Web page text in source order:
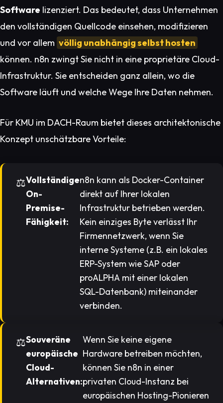
Software lizenziert. Das bedeutet, dass Unternehmen
den vollständigen Quellcode einsehen, modifizieren
und vor allem völlig unabhängig selbst hosten
können. n8n zwingt Sie nicht in eine proprietäre Cloud-
Infrastruktur. Sie entscheiden ganz allein, wo die
Software läuft und welche Wege Ihre Daten nehmen.
Für KMU im DACH-Raum bietet dieses architektonische
Konzept unschätzbare Vorteile:
Vollständige
On-
Premise-
Fähigkeit:
n8n kann als Docker-Container
direkt auf Ihrer lokalen
Infrastruktur betrieben werden.
Kein einziges Byte verlässt Ihr
Firmennetzwerk, wenn Sie
interne Systeme (z.B. ein lokales
ERP-System wie SAP oder
proALPHA mit einer lokalen
SQL-Datenbank) miteinander
verbinden.
Souveräne
europäische
Cloud-
Alternativen:
Wenn Sie keine eigene
Hardware betreiben möchten,
können Sie n8n in einer
privaten Cloud-Instanz bei
europäischen Hosting-Pionieren